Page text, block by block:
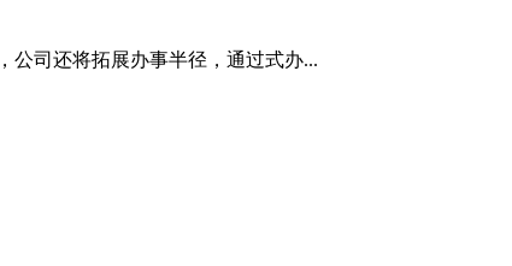
公司还将拓展办事半径，通过式办...